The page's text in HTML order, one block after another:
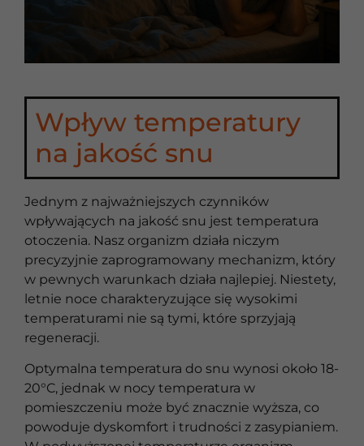
Wpływ temperatury
na jakość snu
Jednym z najważniejszych czynników
wpływających na jakość snu jest temperatura
otoczenia. Nasz organizm działa niczym
precyzyjnie zaprogramowany mechanizm, który
w pewnych warunkach działa najlepiej. Niestety,
letnie noce charakteryzujące się wysokimi
temperaturami nie są tymi, które sprzyjają
regeneracji.
Optymalna temperatura do snu wynosi około 18-
20°C, jednak w nocy temperatura w
pomieszczeniu może być znacznie wyższa, co
powoduje dyskomfort i trudności z zasypianiem.